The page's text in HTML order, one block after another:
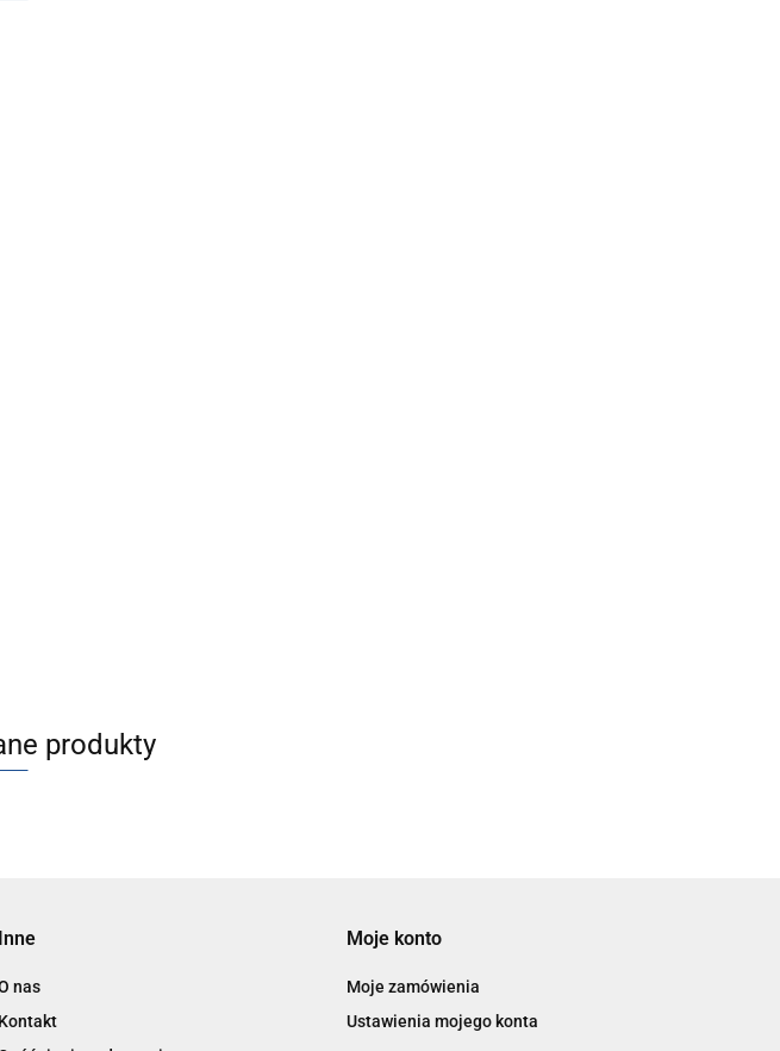
produkty
Inne
nas
Kontakt
Moje konto
Moje zamówienia
Ustawienia mojego konta